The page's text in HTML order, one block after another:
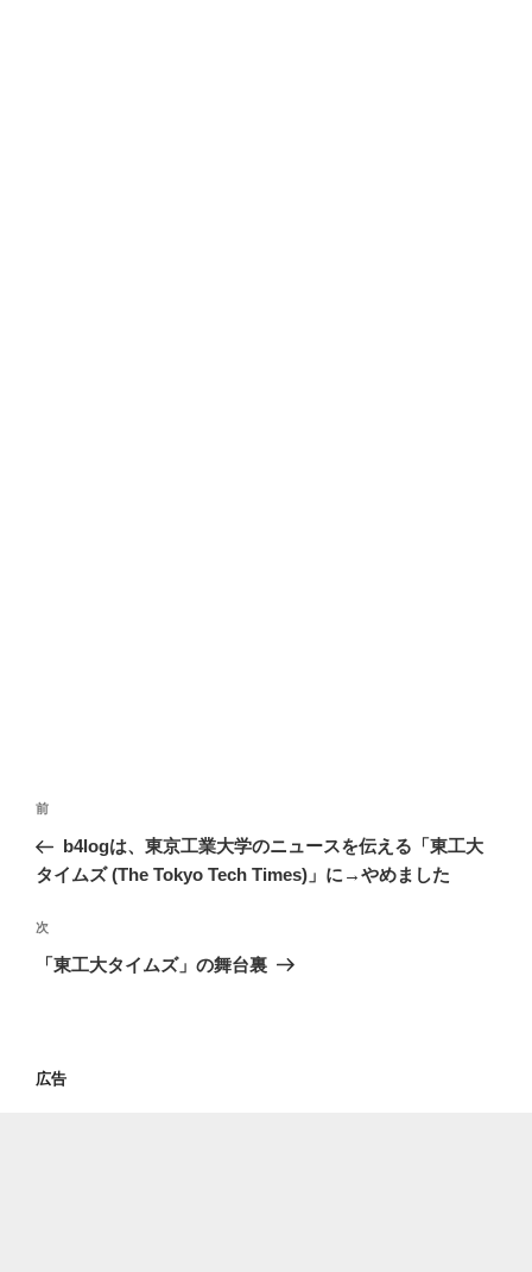
投
ナ
ゲ
ー
過
去
の
稿
前
b4logは、東京工業大学のニュースを伝える「東工大
タイムズ (The Tokyo Tech Times)」に→やめました
次
の
次
「東工大タイムズ」の舞台裏
広告